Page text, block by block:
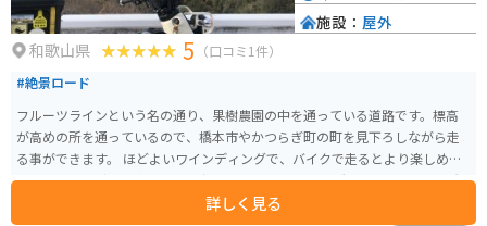
和歌山県 5 （口コミ1件）
#絶景ロード
フルーツラインという名の通り、果樹農園の中を通っている道路です。標高
が高めの所を通っているので、橋本市やかつらぎ町の町を見下ろしながら走
る事ができます。 ほどよいワインディングで、バイクで走るとより楽しめま
す。ハイキングや写真を撮りに歩いている人もおり、景観はとても良い場所
詳しく見る
施設： 屋外